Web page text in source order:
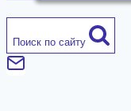
Поиск по сайту